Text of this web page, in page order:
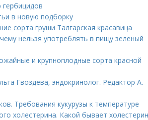
в новую подборку
сорта груши Талгарская красавица
нельзя употреблять в пищу зеленый
и крупноплодные сорта красной
Гвоздева, эндокринолог. Редактор А.
Требования кукурузы к температуре
холестерина. Какой бывает